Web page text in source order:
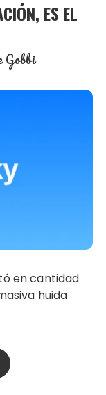
ES EL
Gobbi
huida